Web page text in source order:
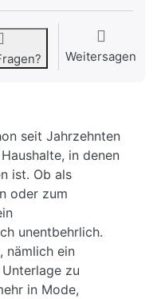
Weitersagen
seit Jahrzehnten
in denen
ist. Ob als
oder zum
unentbehrlich.
nämlich ein
zu
in Mode,